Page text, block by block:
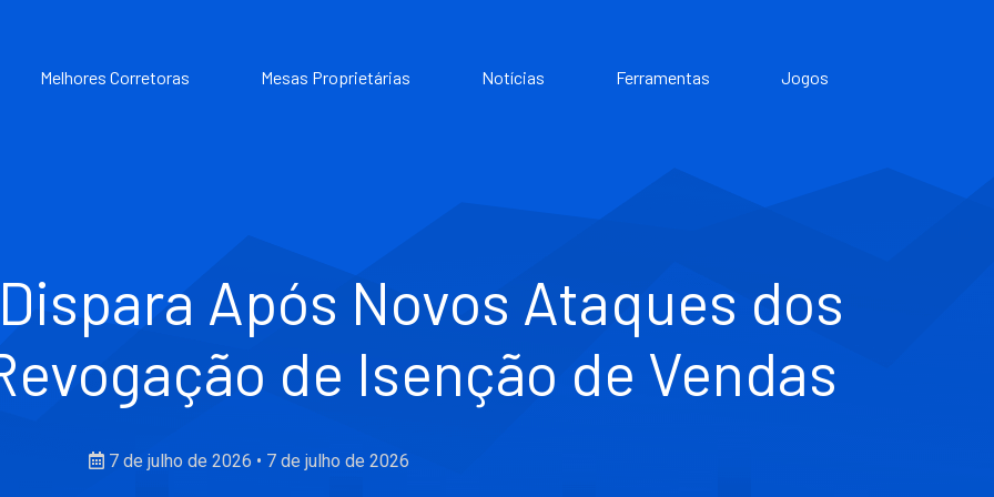
Melhores Corretoras Mesas Proprietárias Notícias Ferramentas Jogos
Após Novos Ataques dos
de Isenção de Vendas
7 de julho de 2026 • 7 de julho de 2026